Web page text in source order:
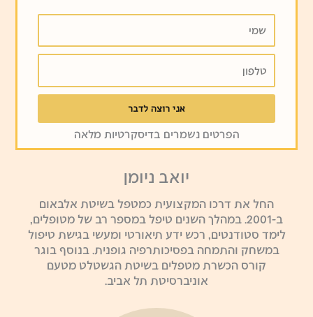
אני רוצה לדבר
הפרטים נשמרים בדיסקרטיות מלאה
יואב ניומן
החל את דרכו המקצועית כמטפל בשיטת אלבאום
ב-2001. במהלך השנים טיפל במספר רב של מטופלים,
לימד סטודנטים, רכש ידע תיאורטי ומעשי בגישת טיפול
במשחק והתמחה בפסיכותרפיה גופנית. בנוסף בוגר
קורס הכשרת מטפלים בשיטת הגשטלט מטעם
אוניברסיטת תל אביב.